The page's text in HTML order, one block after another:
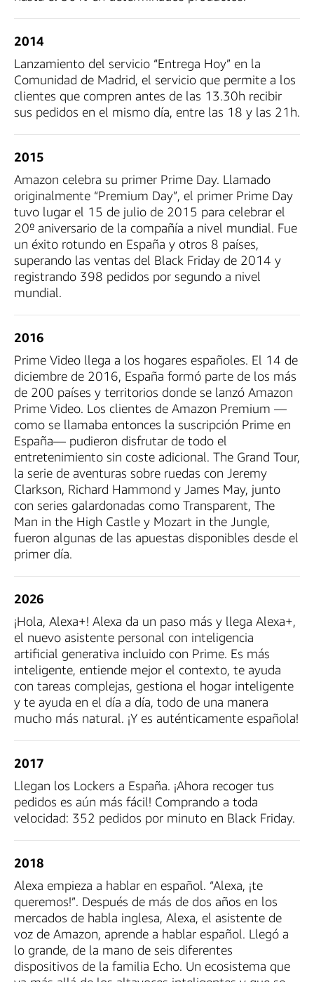
2014
Lanzamiento del servicio “Entrega Hoy” en la
Comunidad de Madrid, el servicio que permite a los
clientes que compren antes de las 13.30h recibir
sus pedidos en el mismo día, entre las 18 y las 21h.
2015
Amazon celebra su primer Prime Day. Llamado
originalmente “Premium Day”, el primer Prime Day
tuvo lugar el 15 de julio de 2015 para celebrar el
20º aniversario de la compañía a nivel mundial. Fue
un éxito rotundo en España y otros 8 países,
superando las ventas del Black Friday de 2014 y
registrando 398 pedidos por segundo a nivel
mundial.
2016
Prime Video llega a los hogares españoles. El 14 de
diciembre de 2016, España formó parte de los más
de 200 países y territorios donde se lanzó Amazon
Prime Video. Los clientes de Amazon Premium —
como se llamaba entonces la suscripción Prime en
España— pudieron disfrutar de todo el
entretenimiento sin coste adicional. The Grand Tour,
la serie de aventuras sobre ruedas con Jeremy
Clarkson, Richard Hammond y James May, junto
con series galardonadas como Transparent, The
Man in the High Castle y Mozart in the Jungle,
fueron algunas de las apuestas disponibles desde el
primer día.
2026
¡Hola, Alexa+! Alexa da un paso más y llega Alexa+,
el nuevo asistente personal con inteligencia
artificial generativa incluido con Prime. Es más
inteligente, entiende mejor el contexto, te ayuda
con tareas complejas, gestiona el hogar inteligente
y te ayuda en el día a día, todo de una manera
mucho más natural. ¡Y es auténticamente española!
2017
Llegan los Lockers a España. ¡Ahora recoger tus
pedidos es aún más fácil! Comprando a toda
velocidad: 352 pedidos por minuto en Black Friday.
2018
Alexa empieza a hablar en español. “Alexa, ¡te
queremos!”. Después de más de dos años en los
mercados de habla inglesa, Alexa, el asistente de
voz de Amazon, aprende a hablar español. Llegó a
lo grande, de la mano de seis diferentes
dispositivos de la familia Echo. Un ecosistema que